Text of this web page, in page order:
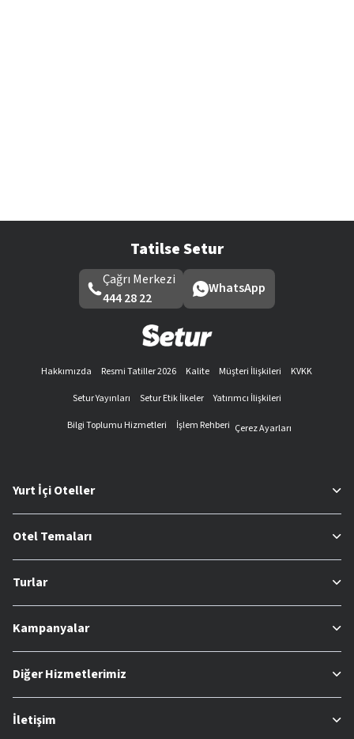
Tatilse Setur
Çağrı Merkezi
444 28 22
WhatsApp
Hakkımızda Resmi Tatiller 2026 Kalite Müşteri İlişkileri
KVKK
Setur Yayınları
Setur Etik İlkeler
Yatırımcı İlişkileri
Bilgi Toplumu Hizmetleri
İşlem Rehberi Çerez Ayarları
Yurt İçi Oteller
Otel Temaları
Turlar
Kampanyalar
Diğer Hizmetlerimiz
İletişim